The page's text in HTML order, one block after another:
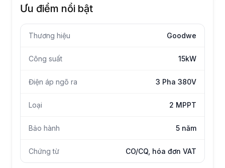
Ưu điểm nổi bật
Thương hiệu Goodwe
Công suất 15kW
Điện áp ngõ ra 3 Pha 380V
Loại 2 MPPT
Bảo hành 5 năm
Chứng từ CO/CQ, hóa đơn VAT